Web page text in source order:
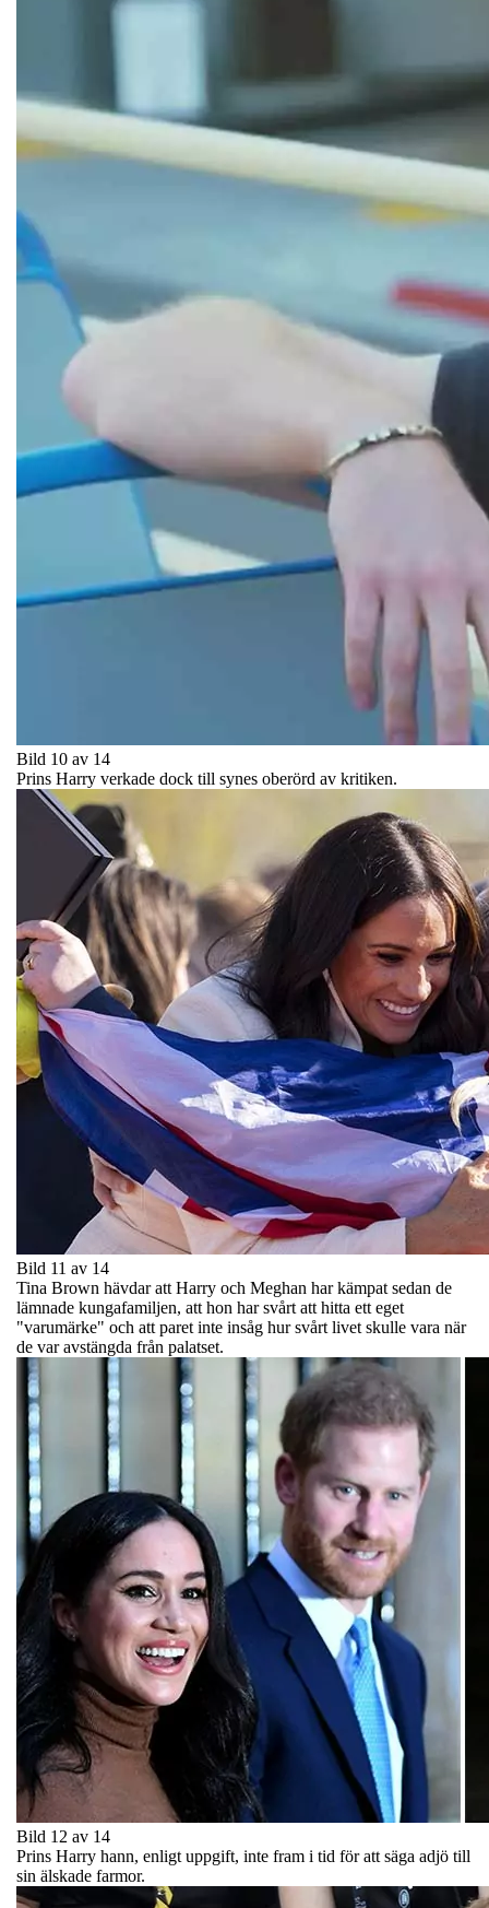
Bild 10 av 14
Prins Harry verkade dock till synes oberörd av kritiken.
Bild 11 av 14
Tina Brown hävdar att Harry och Meghan har kämpat sedan de
lämnade kungafamiljen, att hon har svårt att hitta ett eget
"varumärke" och att paret inte insåg hur svårt livet skulle vara när
de var avstängda från palatset.
Bild 12 av 14
Prins Harry hann, enligt uppgift, inte fram i tid för att säga adjö till
sin älskade farmor.